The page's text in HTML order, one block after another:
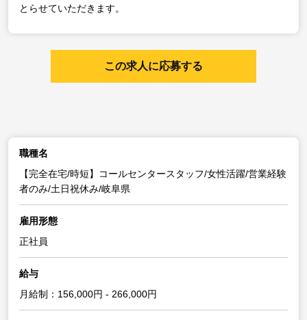
とらせていただきます。
この求人に応募する
職種名
【完全在宅/時短】コールセンタースタッフ/女性活躍/営業経験
者のみ/土日祝休み/岐阜県
雇用形態
正社員
給与
月給制：156,000円 - 266,000円